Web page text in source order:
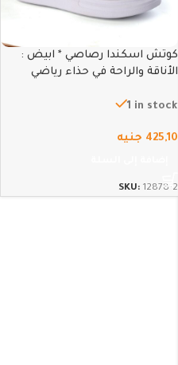
كوتش اسكندا رصاصي * ابيض :
الأناقة والراحة في حذاء رياضي
1 in stock
425,10 جنيه
SKU: 12878-2